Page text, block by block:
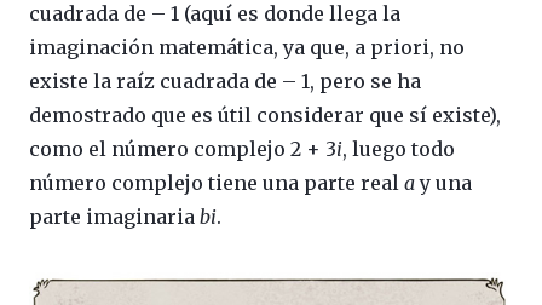
cuadrada de – 1 (aquí es donde llega la
imaginación matemática, ya que, a priori, no
existe la raíz cuadrada de – 1, pero se ha
demostrado que es útil considerar que sí existe),
como el número complejo 2 + 3i, luego todo
número complejo tiene una parte real ay una
parte imaginaria bi.